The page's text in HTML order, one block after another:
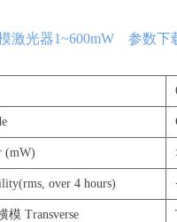
激光器1~600mW 参数下
(mW)
over 4 hours)
模 Transverse